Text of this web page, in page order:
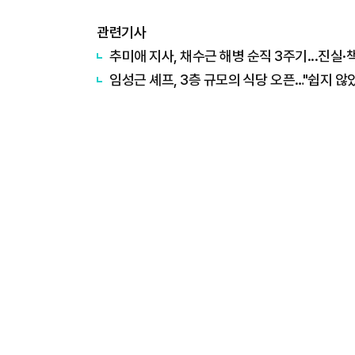
관련기사
추미애 지사, 채수근 해병 순직 3주기...진실·
임성근 셰프, 3층 규모의 식당 오픈…"쉽지 않